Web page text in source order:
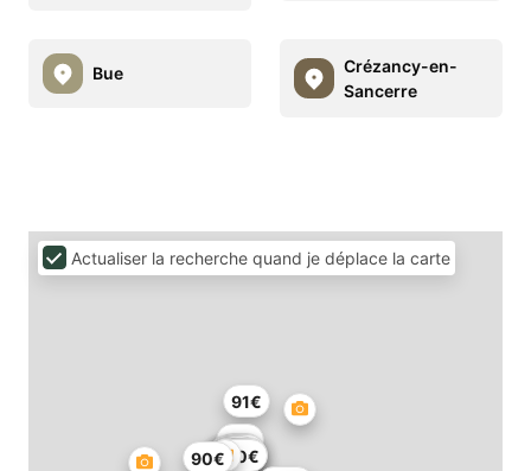
Bue
Crézancy-en-
Sancerre
91€
55€
90€
27€
54€
51€
140€
57€
149€
Actualiser la recherche quand je déplace la carte